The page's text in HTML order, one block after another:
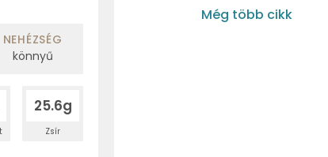
NEHÉZSÉG
könnyű
25.6g
Zsír
Még több cikk